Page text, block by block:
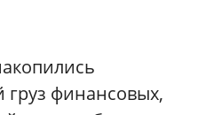
груз финансовых,